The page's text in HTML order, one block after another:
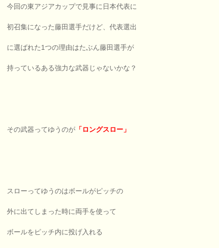
今回の東アジアカップで見事に日本代表に
初召集になった藤田選手だけど、代表選出
に選ばれた1つの理由はたぶん藤田選手が
持っているある強力な武器じゃないかな？
その武器ってゆうのが 「ロングスロー」
スローってゆうのはボールがピッチの
外に出てしまった時に両手を使って
ボールをピッチ内に投げ入れる